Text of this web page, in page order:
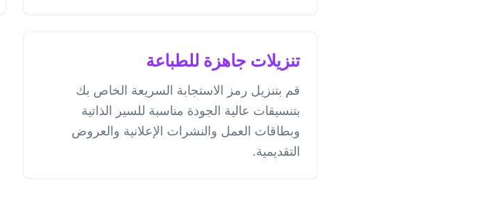
تنزيلات جاهزة للطباعة
قم بتنزيل رمز الاستجابة السريعة الخاص بك
بتنسيقات عالية الجودة مناسبة للسير الذاتية
وبطاقات العمل والنشرات الإعلانية والعروض
التقديمية.